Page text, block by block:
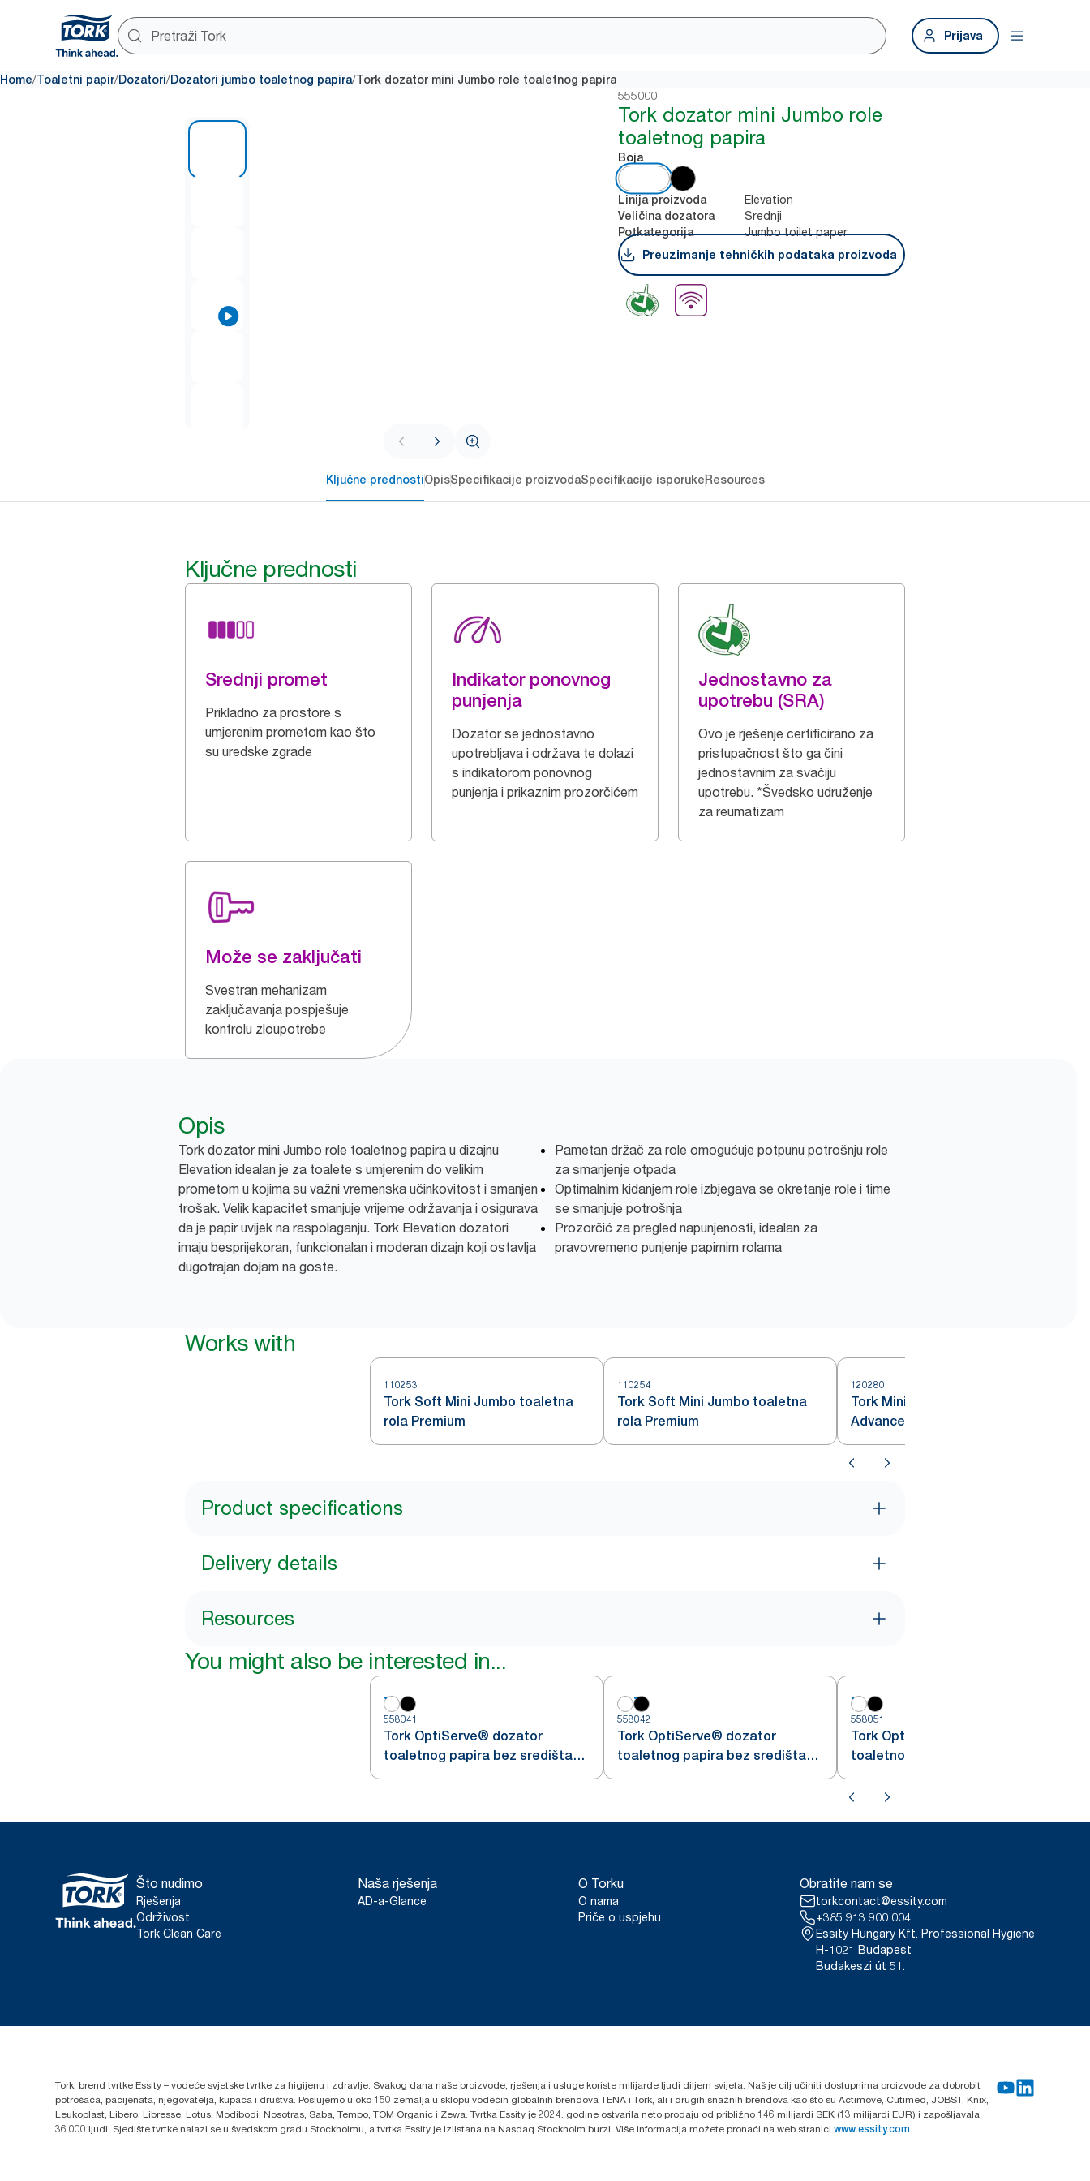
Prijava
Home/Toaletni papir/Dozatori/Dozatori jumbo toaletnog papira/Tork dozator mini Jumbo role toaletnog papira
555000
Tork dozator mini Jumbo role
toaletnog papira
Boja
Linija proizvoda Elevation
Veličina dozatora Srednji
Potkategorija
Jumbo toilet paper
Preuzimanje tehničkih podataka proizvoda
Ključne prednostiOpisSpecifikacije proizvodaSpecifikacije isporukeResources
Ključne prednosti
Srednji promet
Prikladno za prostore s
umjerenim prometom kao što
su uredske zgrade
Indikator ponovnog
punjenja
Dozator se jednostavno
upotrebljava i održava te dolazi
s indikatorom ponovnog
punjenja i prikaznim prozorčićem
Jednostavno za
upotrebu (SRA)
Ovo je rješenje certificirano za
pristupačnost što ga čini
jednostavnim za svačiju
upotrebu. *Švedsko udruženje
za reumatizam
Može se zaključati
Svestran mehanizam
zaključavanja pospješuje
kontrolu zloupotrebe
Opis
Tork dozator mini Jumbo role toaletnog papira u dizajnu
Elevation idealan je za toalete s umjerenim do velikim
prometom u kojima su važni vremenska učinkovitost i smanjen
trošak. Velik kapacitet smanjuje vrijeme održavanja i osigurava
da je papir uvijek na raspolaganju. Tork Elevation dozatori
imaju besprijekoran, funkcionalan i moderan dizajn koji ostavlja
dugotrajan dojam na goste.
Pametan držač za role omogućuje potpunu potrošnju role
za smanjenje otpada
Optimalnim kidanjem role izbjegava se okretanje role i time
se smanjuje potrošnja
Prozorčić za pregled napunjenosti, idealan za
pravovremeno punjenje papirnim rolama
Works with
110253
Tork Soft Mini Jumbo toaletna
rola Premium
110254
Tork Soft Mini Jumbo toaletna
rola Premium
120280
Tork Mini Jumbo toaletna rola
Advanced
Product specifications
Delivery details
Resources
You might also be interested in...
558041
Tork OptiServe® dozator
toaletnog papira bez središta
za 2 role
558042
Tork OptiServe® dozator
toaletnog papira bez središta
za 2 role
558051
Tork OptiServe® dozator
toaletnog papira bez središta
za 4 role
Što nudimo
Rješenja
Održivost
Tork Clean Care
Naša rješenja
AD-a-Glance
O Torku
O nama
Priče o uspjehu
Obratite nam se
torkcontact@essity.com
+385 913 900 004
Essity Hungary Kft. Professional Hygiene
H-1021 Budapest
Budakeszi út 51.
Tork, brend tvrtke Essity – vodeće svjetske tvrtke za higijenu i zdravlje. Svakog dana naše proizvode, rješenja i usluge koriste milijarde ljudi diljem svijeta. Naš je cilj učiniti dostupnima proizvode za dobrobit
potrošača, pacijenata, njegovatelja, kupaca i društva. Poslujemo u oko 150 zemalja u sklopu vodećih globalnih brendova TENA i Tork, ali i drugih snažnih brendova kao što su Actimove, Cutimed, JOBST, Knix,
Leukoplast, Libero, Libresse, Lotus, Modibodi, Nosotras, Saba, Tempo, TOM Organic i Zewa. Tvrtka Essity je 2024. godine ostvarila neto prodaju od približno 146 milijardi SEK (13 milijardi EUR) i zapošljavala
36.000 ljudi. Sjedište tvrtke nalazi se u švedskom gradu Stockholmu, a tvrtka Essity je izlistana na Nasdaq Stockholm burzi. Više informacija možete pronaći na web stranici www.essity.com